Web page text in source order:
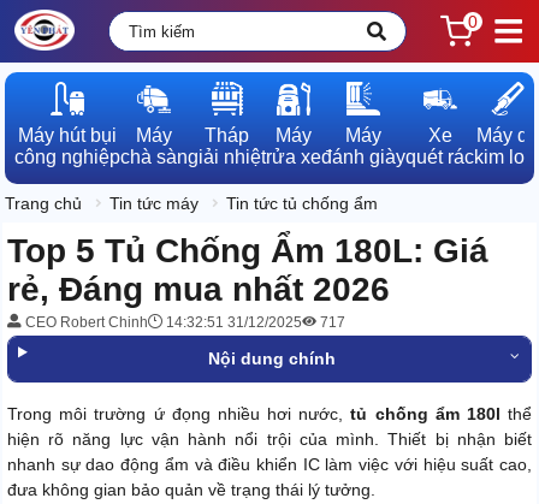
0
Máy hút bụi
công nghiệp
Máy
chà sàn
Tháp
giải nhiệt
Máy
rửa xe
Máy
đánh giày
Xe
quét rác
Máy dò
kim loại
Trang chủ Tin tức máy Tin tức tủ chống ẩm
Top 5 Tủ Chống Ẩm 180L: Giá
rẻ, Đáng mua nhất 2026
CEO Robert Chinh 14:32:51 31/12/2025 717
Nội dung chính
Trong môi trường ứ đọng nhiều hơi nước,tủ chống ẩm 180l thể
hiện rõ năng lực vận hành nổi trội của mình. Thiết bị nhận biết
nhanh sự dao động ẩm và điều khiển IC làm việc với hiệu suất cao,
đưa không gian bảo quản về trạng thái lý tưởng.